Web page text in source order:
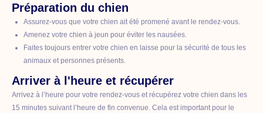
Préparation du chien
Assurez-vous que votre chien ait été promené avant le rendez-vous.
Amenez votre chien à jeun pour éviter les nausées.
Faites toujours entrer votre chien en laisse pour la sécurité de tous les
animaux et personnes présents.
Arriver à l'heure et récupérer
Arrivez à l’heure pour votre rendez-vous et récupérez votre chien dans les
15 minutes suivant l’heure de fin convenue. Cela est important pour le